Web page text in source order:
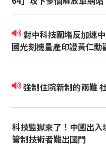
對中科技圍堵反加速中國科技自主？！中
國光刻機量產印證黃仁勳
強制住院新制的兩難
科技監獄來了！中國出
管制技術者難出國門